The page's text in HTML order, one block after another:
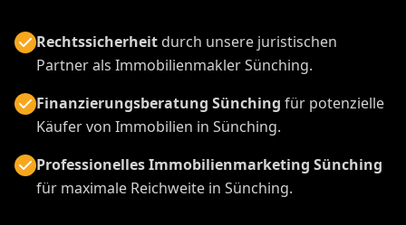
Rechtssicherheitdurch unsere juristischen
Partner als Immobilienmakler Sünching.
Finanzierungsberatung Sünching für potenzielle
Käufer von Immobilien in Sünching.
Professionelles Immobilienmarketing Sünching
für maximale Reichweite in Sünching.